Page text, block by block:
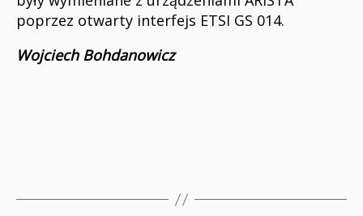
poprzez otwarty interfejs ETSI GS 014.
Wojciech Bohdanowicz